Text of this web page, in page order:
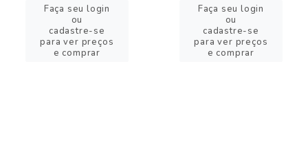
Faça seu login
ou
cadastre-se
para ver preços
e comprar
Faça seu login
ou
cadastre-se
para ver preços
e comprar